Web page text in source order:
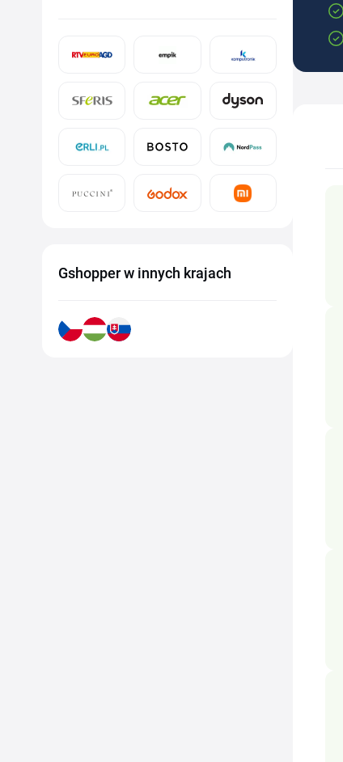
Gshopper w innych krajach